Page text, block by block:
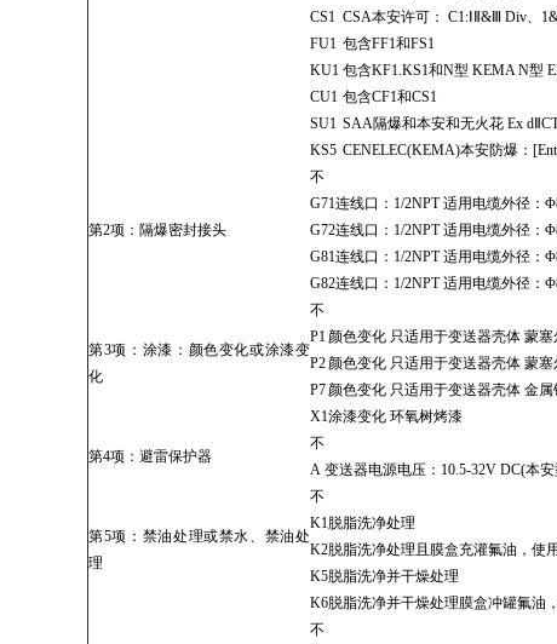
CS1 CSA本安许可： C1:ⅠⅡ&Ⅲ Div、
FU1 包含FF1和FS1
KU1 包含KF1.KS1和N型 KEMA N型
CU1 包含CF1和CS1
SU1 SAA隔爆和本安和无火花 Ex
KS5 CENELEC(KEMA)本安防爆：
第2项：隔爆密封接头
不
G71连线口：1/2NPT 适用电缆外径：
G72连线口：1/2NPT 适用电缆外径：
G81连线口：1/2NPT 适用电缆外径：
G82连线口：1/2NPT 适用电缆外径：
第3项：涂漆：颜色变化或涂漆变
化
不
P1颜色变化 只适用于变送器壳体 蒙
P2颜色变化 只适用于变送器壳体 蒙
P7颜色变化 只适用于变送器壳体 金属
X1涂漆变化 环氧树烤漆
第4项：避雷保护器
不
A 变送器电源电压：10.5-32V DC(本
第5项：禁油处理或禁水、禁油处
理
不
K1脱脂洗净处理
K2脱脂洗净处理且膜盒充灌氟油，使
K5脱脂洗净并干燥处理
K6脱脂洗净并干燥处理膜盒冲罐氟
不